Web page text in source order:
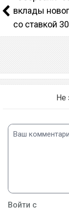
вклады
со ставкой
Не
Войти с